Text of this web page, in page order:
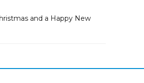
and a Happy New